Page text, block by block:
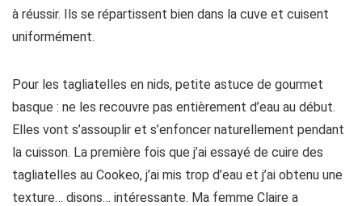
à réussir. Ils se répartissent bien dans la cuve et cuisent
uniformément.
Pour les tagliatelles en nids, petite astuce de gourmet
basque : ne les recouvre pas entièrement d’eau au début.
Elles vont s’assouplir et s’enfoncer naturellement pendant
la cuisson. La première fois que j’ai essayé de cuire des
tagliatelles au Cookeo, j’ai mis trop d’eau et j’ai obtenu une
texture… disons… intéressante. Ma femme Claire a